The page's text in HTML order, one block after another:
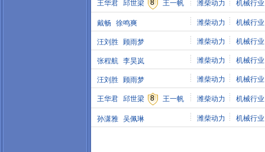
王华君 邱世梁 8 王一帆 潍柴动力 机械行业
戴畅 徐鸣爽 潍柴动力 机械行业
汪刘胜 顾雨梦 潍柴动力 机械行业
张程航 李昊岚 潍柴动力 机械行业
汪刘胜 顾雨梦 潍柴动力 机械行业
王华君 邱世梁 8 王一帆 潍柴动力 机械行业
孙潇雅 吴佩琳 潍柴动力 机械行业